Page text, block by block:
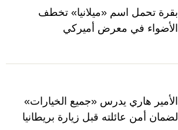
بقرة تحمل اسم «ميلانيا» تخطف
الأضواء في معرض أميركي
الأمير هاري يدرس «جميع الخيارات»
لضمان أمن عائلته قبل زيارة بريطانيا